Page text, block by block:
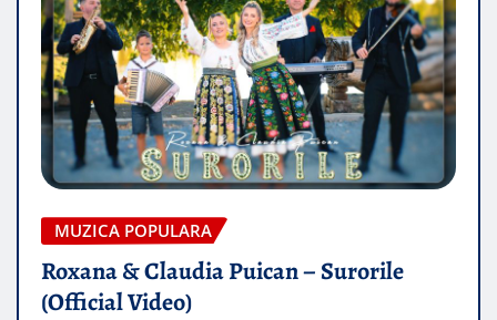
MUZICA POPULARA
Roxana & Claudia Puican – Surorile
(Official Video)